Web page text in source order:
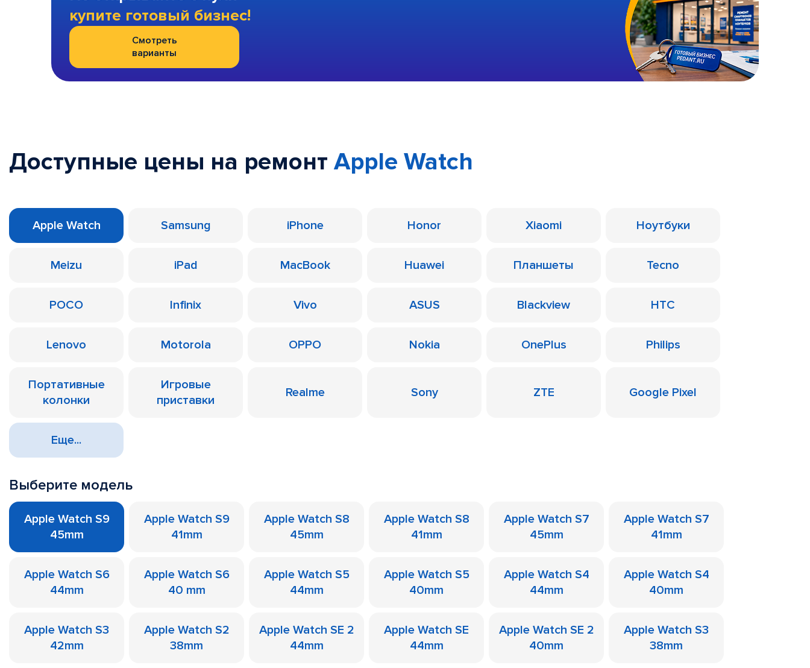
купите готовый бизнес!
Смотреть
варианты
Доступные цены на ремонт Apple Watch
Apple Watch Samsung iPhone Honor Xiaomi Ноутбуки
Meizu iPad MacBook Huawei Планшеты Tecno
POCO Infinix Vivo ASUS Blackview HTC
Lenovo Motorola OPPO Nokia OnePlus Philips
Портативные
колонки
Игровые
приставки
Realme Sony ZTE Google Pixel
Еще...
Выберите модель
Apple Watch S9
45mm
Apple Watch S9
41mm
Apple Watch S8
45mm
Apple Watch S8
41mm
Apple Watch S7
45mm
Apple Watch S7
41mm
Apple Watch S6
44mm
Apple Watch S6
40 mm
Apple Watch S5
44mm
Apple Watch S5
40mm
Apple Watch S4
44mm
Apple Watch S4
40mm
Apple Watch S3
42mm
Apple Watch S2
38mm
Apple Watch SE 2
44mm
Apple Watch SE
44mm
Apple Watch SE 2
40mm
Apple Watch S3
38mm